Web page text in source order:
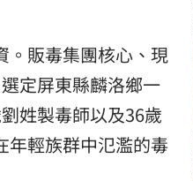
。販毒集團核心、現
定屏東縣麟洛鄉一
姓製毒師以及36歲
年輕族群中氾濫的毒